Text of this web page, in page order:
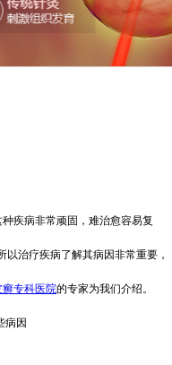
疾病非常顽固，难治愈容易复
治疗疾病了解其病因非常重要，
癣专科医院的专家为我们介绍。